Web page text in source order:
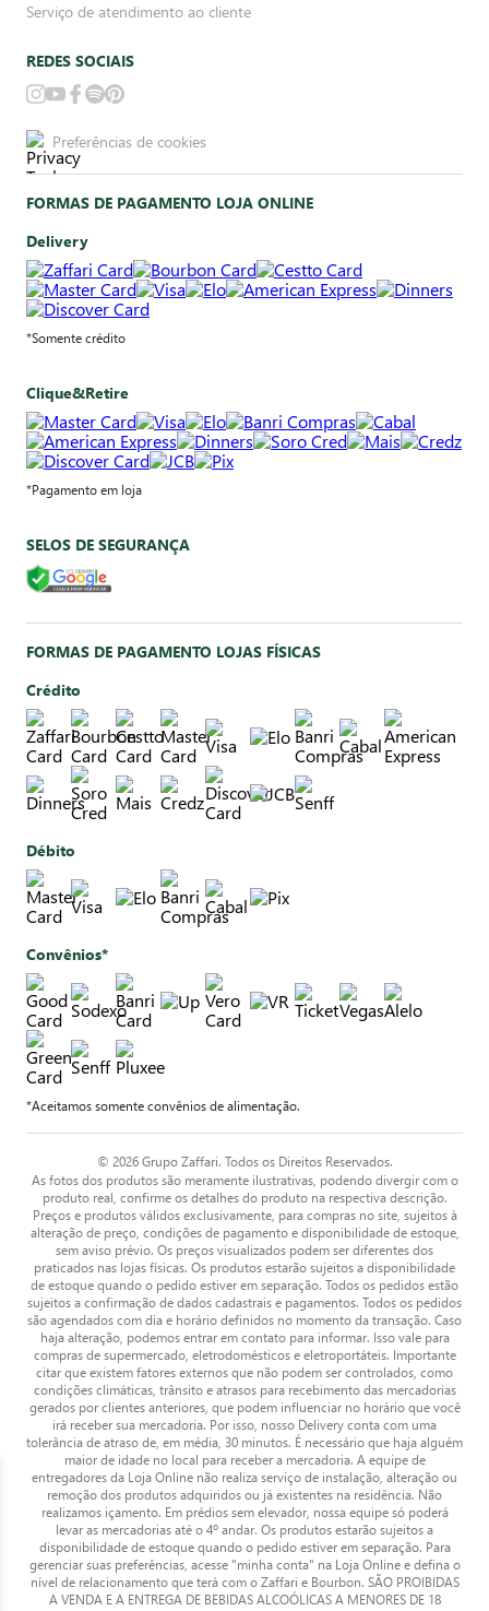
Serviço de atendimento ao cliente
REDES SOCIAIS
Preferências de cookies
FORMAS DE PAGAMENTO LOJA ONLINE
Delivery
*Somente crédito
Clique&Retire
*Pagamento em loja
SELOS DE SEGURANÇA
FORMAS DE PAGAMENTO LOJAS FÍSICAS
Crédito
Débito
Convênios*
*Aceitamos somente convênios de alimentação.
© 2026 Grupo Zaffari. Todos os Direitos Reservados.
As fotos dos produtos são meramente ilustrativas, podendo divergir com o
produto real, confirme os detalhes do produto na respectiva descrição.
Preços e produtos válidos exclusivamente, para compras no site, sujeitos à
alteração de preço, condições de pagamento e disponibilidade de estoque,
sem aviso prévio. Os preços visualizados podem ser diferentes dos
praticados nas lojas físicas. Os produtos estarão sujeitos a disponibilidade
de estoque quando o pedido estiver em separação. Todos os pedidos estão
sujeitos a confirmação de dados cadastrais e pagamentos. Todos os pedidos
são agendados com dia e horário definidos no momento da transação. Caso
haja alteração, podemos entrar em contato para informar. Isso vale para
compras de supermercado, eletrodomésticos e eletroportáteis. Importante
citar que existem fatores externos que não podem ser controlados, como
condições climáticas, trânsito e atrasos para recebimento das mercadorias
gerados por clientes anteriores, que podem influenciar no horário que você
irá receber sua mercadoria. Por isso, nosso Delivery conta com uma
tolerância de atraso de, em média, 30 minutos. É necessário que haja alguém
maior de idade no local para receber a mercadoria. A equipe de
entregadores da Loja Online não realiza serviço de instalação, alteração ou
remoção dos produtos adquiridos ou já existentes na residência. Não
realizamos içamento. Em prédios sem elevador, nossa equipe só poderá
levar as mercadorias até o 4º andar. Os produtos estarão sujeitos a
disponibilidade de estoque quando o pedido estiver em separação. Para
gerenciar suas preferências, acesse "minha conta" na Loja Online e defina o
nível de relacionamento que terá com o Zaffari e Bourbon. SÃO PROIBIDAS
A VENDA E A ENTREGA DE BEBIDAS ALCOÓLICAS A MENORES DE 18